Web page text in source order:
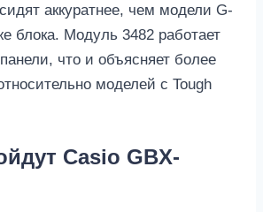
аккуратнее, чем модели G-
блока. Модуль 3482 работает
что и объясняет более
моделей с Tough
Casio GBX-